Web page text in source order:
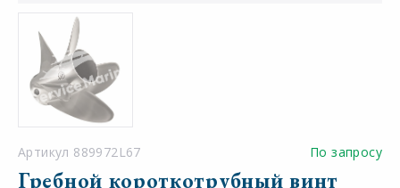
Артикул 889972L67 По запросу
Гребной короткотрубный винт